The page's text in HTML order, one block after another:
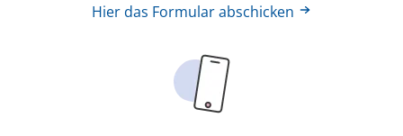
Hier das Formular abschicken